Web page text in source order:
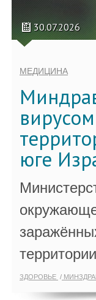
30.07.2026
МЕДИЦИНА
юге
ЗДОРОВЬЕ